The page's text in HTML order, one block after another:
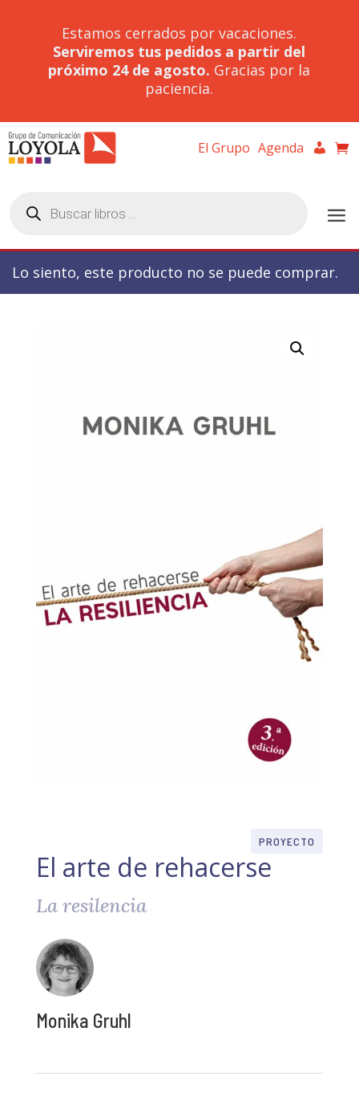
Estamos cerrados por vacaciones.
Serviremos tus pedidos a partir del
próximo 24 de agosto. Gracias por la
paciencia.
El Grupo Agenda
productos
Lo siento, este producto no se puede comprar.
PROYECTO
El arte de rehacerse
La resilencia
Monika Gruhl